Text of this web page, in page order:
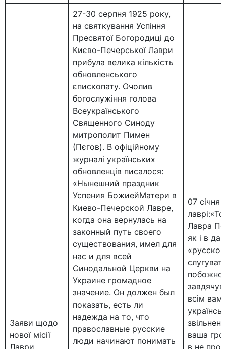
Заяви щодо
нової місії
27-30 серпня 1925 року,
на святкування Успіння
Пресвятої Богородиці до
Києво-Печерської Лаври
прибула велика кількість
обновленського
єпископату. Очолив
богослужіння голова
Всеукраїнського
Священного Синоду
митрополит Пимен
(Пєгов). В офіційному
журналі українських
обновленців писалося:
«Нынешний праздник
Успения БожиейМатери в
Киево-Печерской Лавре,
когда она вернулась на
законный путь своего
существования, имел для
нас и для всей
Синодальной Церкви на
Украине громадное
значение. Он должен был
показать, есть ли
надежда на то, что
православные русские
люди начинают понимать
07 січня
Лавра
як і в
всім
ваша